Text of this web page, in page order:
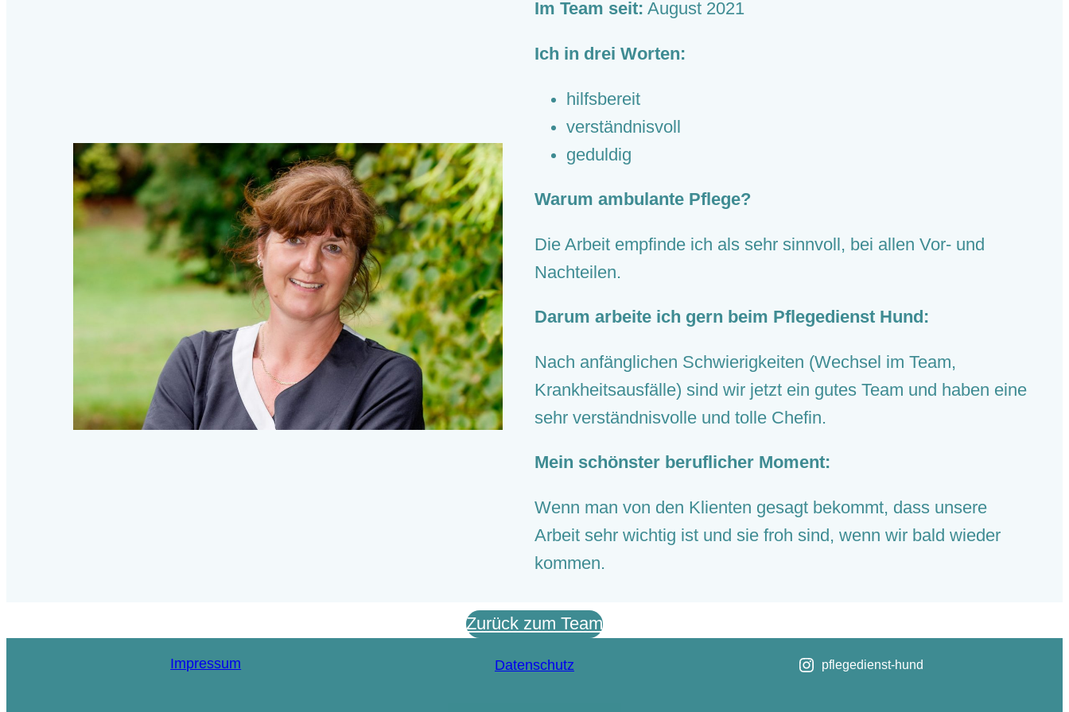
Im Team seit: August 2021
Ich in drei Worten:
hilfsbereit
verständnisvoll
geduldig
Warum ambulante Pflege?
Die Arbeit empfinde ich als sehr sinnvoll, bei allen Vor- und
Nachteilen.
Darum arbeite ich gern beim Pflegedienst Hund:
Nach anfänglichen Schwierigkeiten (Wechsel im Team,
Krankheitsausfälle) sind wir jetzt ein gutes Team und haben eine
sehr verständnisvolle und tolle Chefin.
Mein schönster beruflicher Moment:
Wenn man von den Klienten gesagt bekommt, dass unsere
Arbeit sehr wichtig ist und sie froh sind, wenn wir bald wieder
kommen.
Zurück zum Team
Impressum Datenschutz pflegedienst-hund